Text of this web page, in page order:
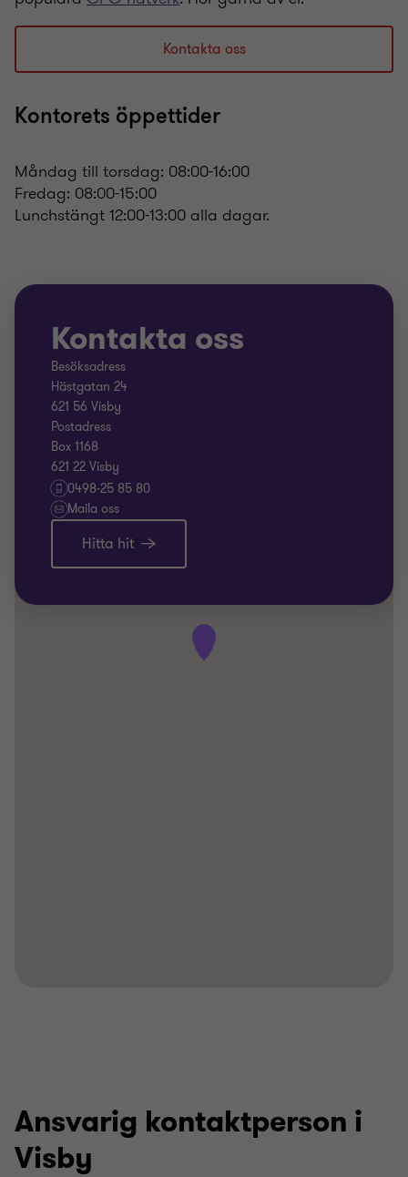
Kontakta oss
Kontorets öppettider
Måndag till torsdag: 08:00-16:00
Fredag: 08:00-15:00
Lunchstängt 12:00-13:00 alla dagar.
Kontakta oss
Besöksadress
Hästgatan 24
621 56 Visby
Postadress
Box 1168
621 22 Visby
0498-25 85 80
Maila oss
Hitta hit
Ansvarig kontaktperson i
Visby